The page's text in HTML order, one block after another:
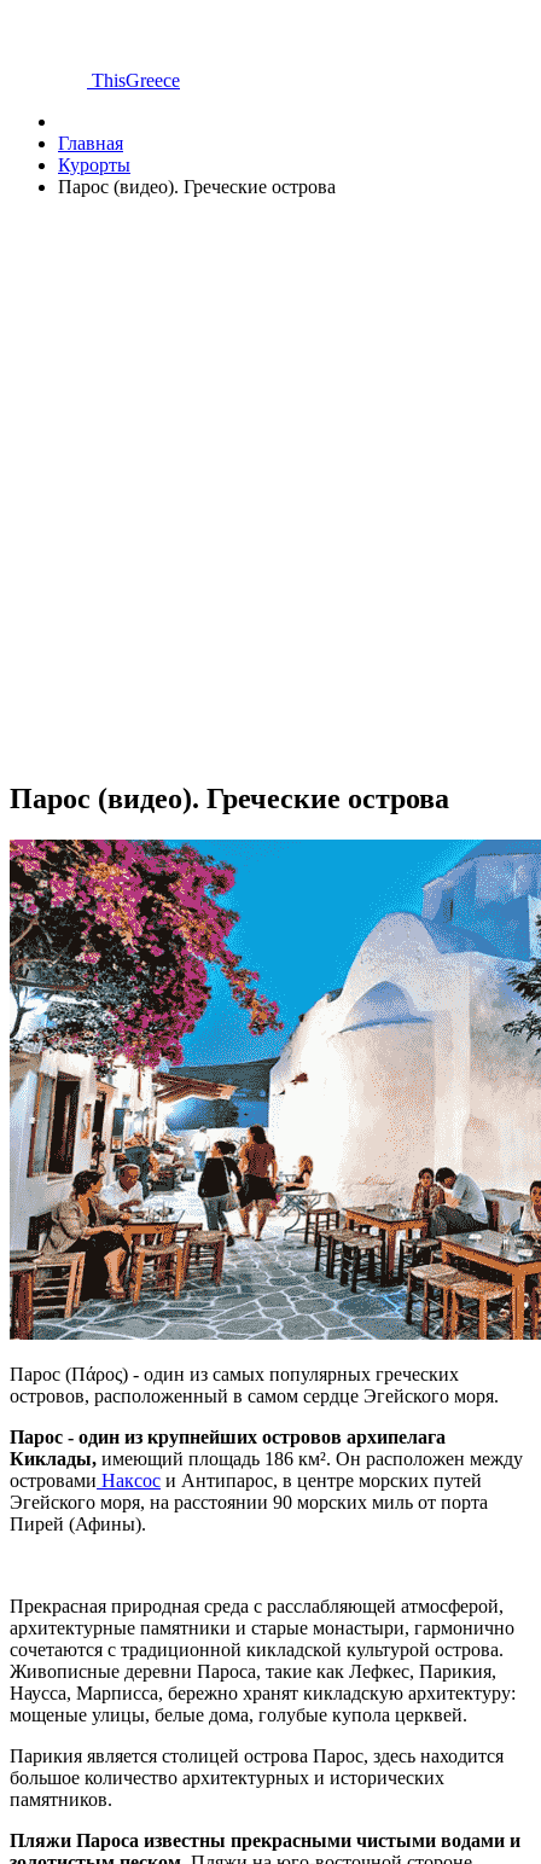
ThisGreece
Главная
Курорты
Парос (видео). Греческие острова
Парос (видео). Греческие острова
Парос (Πάρος) - один из самых популярных греческих
островов, расположенный в самом сердце Эгейского моря.
Парос - один из крупнейших островов архипелага
Киклады, имеющий площадь 186 км². Он расположен между
островами Наксос и Антипарос, в центре морских путей
Эгейского моря, на расстоянии 90 морских миль от порта
Пирей (Афины).
Прекрасная природная среда с расслабляющей атмосферой,
архитектурные памятники и старые монастыри, гармонично
сочетаются с традиционной кикладской культурой острова.
Живописные деревни Пароса, такие как Лефкес, Парикия,
Наусса, Марписса, бережно хранят кикладскую архитектуру:
мощеные улицы, белые дома, голубые купола церквей.
Парикия является столицей острова Парос, здесь находится
большое количество архитектурных и исторических
памятников.
Пляжи Пароса известны прекрасными чистыми водами и